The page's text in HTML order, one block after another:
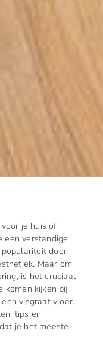
je huis of
een verstandige
door
Maar om
is het cruciaal
komen kijken bij
visgraat vloer.
tips en
je het meeste